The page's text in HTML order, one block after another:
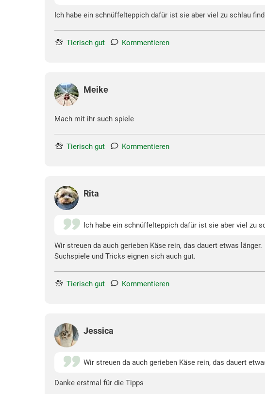
Ich habe ein schnüffelteppich dafür ist sie aber viel zu schlau
Tierisch gut Kommentieren
Meike
Mach mit ihr such spiele
Tierisch gut Kommentieren
Rita
Ich habe ein schnüffelteppich dafür ist sie aber viel zu
Wir streuen da auch gerieben Käse rein, das dauert etwas länger.
Suchspiele und Tricks eignen sich auch gut.
Tierisch gut Kommentieren
Jessica
Wir streuen da auch gerieben Käse rein, das dauert
Danke erstmal für die Tipps